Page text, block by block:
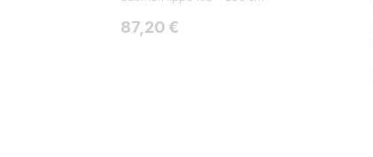
Hinta
87,20 €